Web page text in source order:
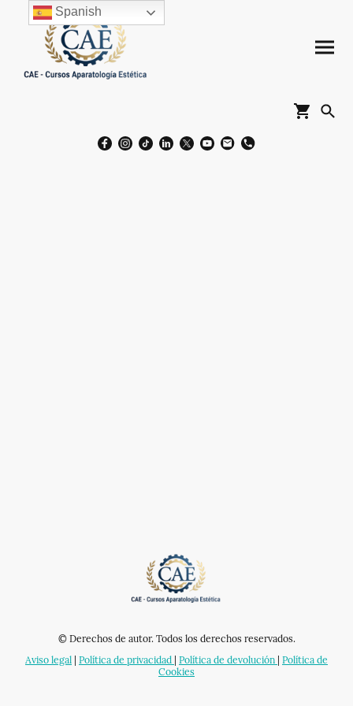
© Derechos de autor. Todos los derechos reservados.
Aviso legal
Política de privacidad Política de devolución Política de
Cookies
Spanish